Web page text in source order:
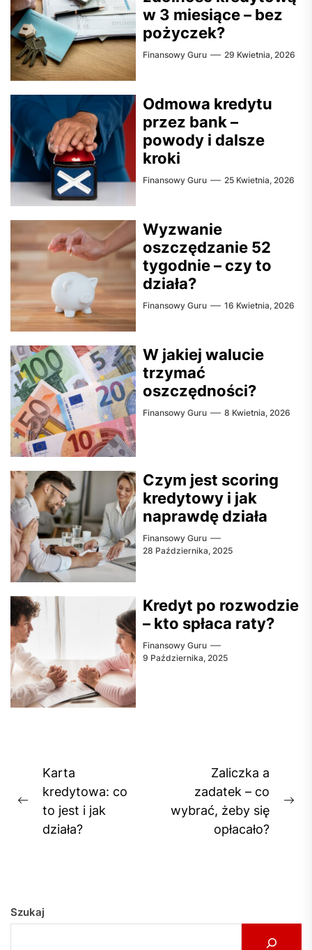
w 3 miesiące – bez
pożyczek?
Finansowy Guru 29 Kwietnia, 2026
Odmowa kredytu
przez bank –
powody i dalsze
kroki
Finansowy Guru 25 Kwietnia, 2026
Wyzwanie
oszczędzanie 52
tygodnie – czy to
działa?
Finansowy Guru 16 Kwietnia, 2026
W jakiej walucie
trzymać
oszczędności?
Finansowy Guru 8 Kwietnia, 2026
Czym jest scoring
kredytowy i jak
naprawdę działa
Finansowy Guru
28 Października, 2025
Kredyt po rozwodzie
– kto spłaca raty?
Finansowy Guru
9 Października, 2025
Nawigacja
wpisu
Previous
post:
Karta
kredytowa: co
to jest i jak
działa?
Zaliczka a
zadatek – co
wybrać, żeby się
opłacało?
Szukaj